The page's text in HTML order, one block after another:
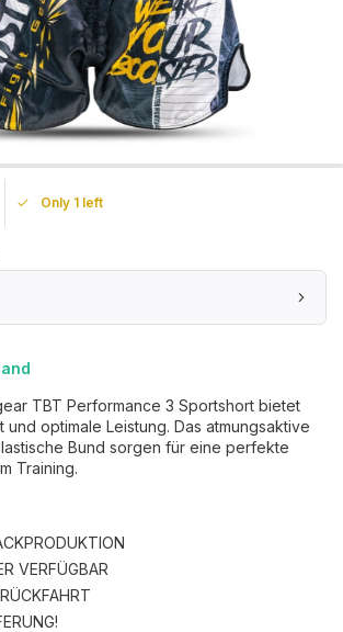
Only 1 left
TBT Performance 3 Sportshort bietet
und optimale Leistung. Das atmungsaktive
Bund sorgen für eine perfekte
Training.
VERFÜGBAR